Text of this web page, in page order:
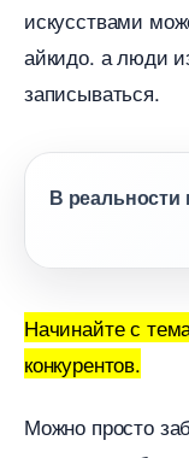
искусствами
айкидо. а люди
записываться.
реальности
Начинайте с
конкурентов.
Можно просто